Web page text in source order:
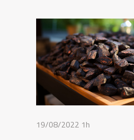
19/08/2022 1h